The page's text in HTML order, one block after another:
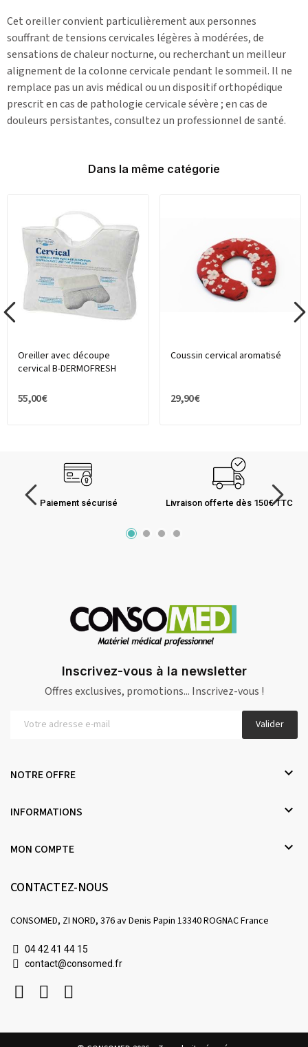
Cet oreiller convient particulièrement aux personnes
souffrant de tensions cervicales légères à modérées, de
sensations de chaleur nocturne, ou recherchant un meilleur
alignement de la colonne cervicale pendant le sommeil. Il ne
remplace pas un avis médical ou un dispositif orthopédique
prescrit en cas de pathologie cervicale sévère ; en cas de
douleurs persistantes, consultez un professionnel de santé.
Dans la même catégorie
Oreiller avec découpe
cervical B-DERMOFRESH
55,00 €
Coussin cervical aromatisé
29,90 €
Paiement sécurisé Livraison offerte dès 150€ TTC
Inscrivez-vous à la newsletter
Offres exclusives, promotions... Inscrivez-vous !
Valider
NOTRE OFFRE 
INFORMATIONS 
MON COMPTE 
CONTACTEZ-NOUS
CONSOMED, ZI NORD, 376 av Denis Papin 13340 ROGNAC France
04 42 41 44 15
contact@consomed.fr